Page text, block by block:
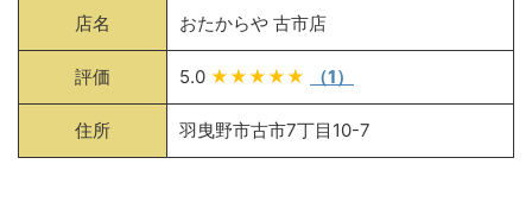
店名 おたからや 古市店
評価 5.0 ★★★★★ （1）
住所 羽曳野市古市7丁目10-7